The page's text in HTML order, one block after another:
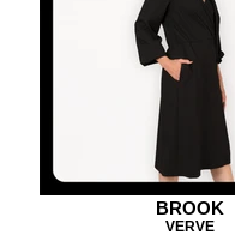
BROOK
VERVE